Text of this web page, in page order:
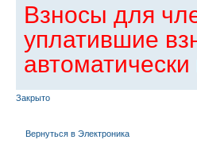
Взносы для
уплатившие
Закрыто
Вернуться в Электроника